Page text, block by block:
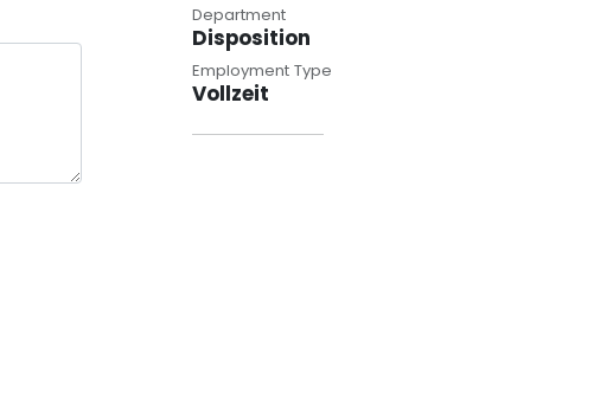
Department
Disposition
Employment Type
Vollzeit